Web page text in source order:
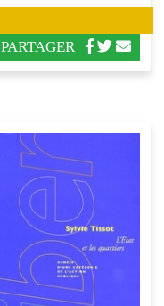
PARTAGER